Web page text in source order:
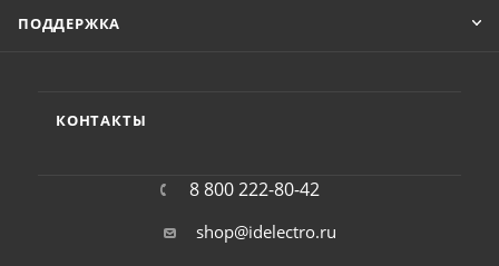
ПОДДЕРЖКА
КОНТАКТЫ
8 800 222-80-42
shop@idelectro.ru